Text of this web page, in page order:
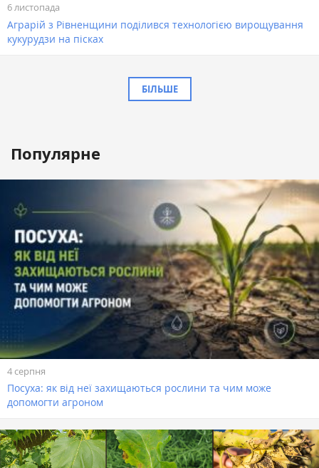
6 листопада
Аграрій з Рівненщини поділився технологією вирощування
кукурудзи на пісках
БІЛЬШЕ
Популярне
4 серпня
Посуха: як від неї захищаються рослини та чим може
допомогти агроном